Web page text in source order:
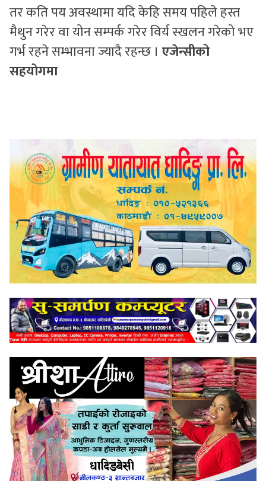
तर कति पय अवस्थामा यदि केहि समय पहिले हस्त
मैथुन गरेर वा योन सम्पर्क गरेर विर्य स्खलन गरेको भए
गर्भ रहने सम्भावना ज्यादै रहन्छ । एजेन्सीको
सहयोगमा